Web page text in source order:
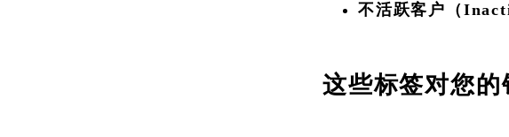
不活跃客户（
这些标签对您的